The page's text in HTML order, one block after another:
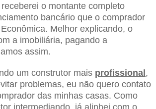
o montante completo
bancário que o comprador
Melhor explicando, o
a imobiliária, pagando a
assim.
um construtor mais profissional,
problemas, eu não quero contato
das minhas casas. Como
intermediando, já alinhei com o